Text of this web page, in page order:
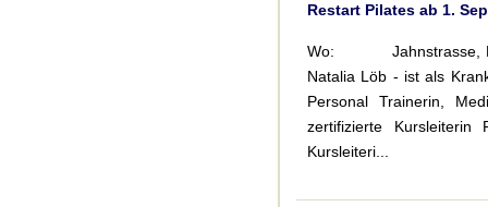
Restart Pilates ab 1.
Wo: Jahnstrasse,
Natalia Löb - ist als
Personal Trainerin,
zertifizierte
Kursleiteri...